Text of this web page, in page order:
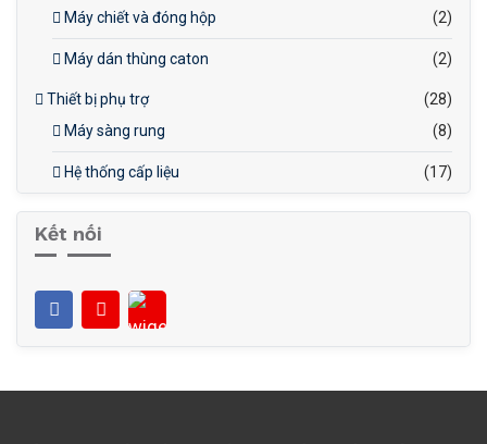
Máy chiết và đóng hộp (2)
Máy dán thùng caton (2)
Thiết bị phụ trợ
(28)
Máy sàng rung
(8)
Hệ thống cấp liệu (17)
Kết nối